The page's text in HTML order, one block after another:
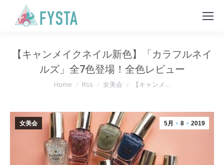
【キャンメイクネイル新色】「カラフルネイ
ルズ」全7色登場！全色レビュー
You are here:
Home Rss 女美会 【キャンメ…
5月 8 2019
女美会